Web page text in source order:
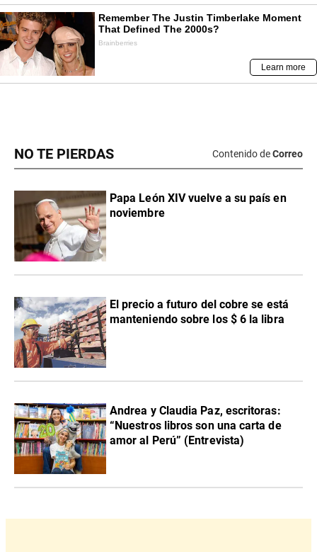
NO TE PIERDAS Contenido deCorreo
Papa León XIV vuelve a su país en
noviembre
El precio a futuro del cobre se está
manteniendo sobre los $ 6 la libra
Andrea y Claudia Paz, escritoras:
“Nuestros libros son una carta de
amor al Perú” (Entrevista)